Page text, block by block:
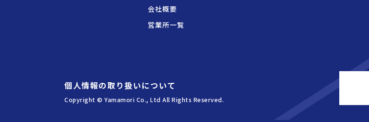
会社概要
営業所一覧
個人情報の取り扱いについて
Copyright © Yamamori Co., Ltd All Rights Reserved.